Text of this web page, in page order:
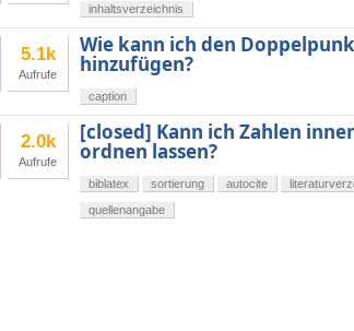
inhaltsverzeichnis
5.1k
Aufrufe
Wie kann ich den
hinzufügen?
caption
2.0k
Aufrufe
[closed] Kann ich Zahlen
ordnen lassen?
biblatex sortierung autocite
quellenangabe